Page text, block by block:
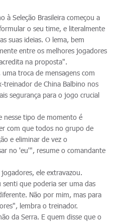
à Seleção Brasileira começou a
o seu time, e literalmente
suas ideias. O lema, bem
entre os melhores jogadores
na proposta".
uma troca de mensagens com
treinador de China Balbino nos
segurança para o jogo crucial
nesse tipo de momento é
com que todos no grupo de
e eliminar de vez o
no 'eu'", resume o comandante
ele extravazou.
que poderia ser uma das
Não por mim, mas para
lembra o treinador.
da Serra. E quem disse que o